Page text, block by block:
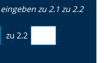
zu 2.1 zu 2.2
zu 2.2